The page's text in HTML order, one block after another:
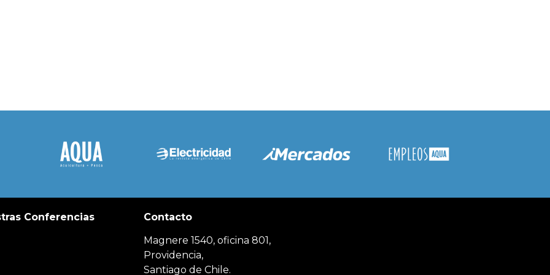
Conferencias Contacto
Magnere 1540, oficina 801,
Providencia,
Santiago de Chile.